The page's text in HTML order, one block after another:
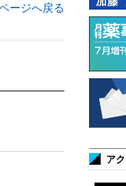
ージへ戻る
ア